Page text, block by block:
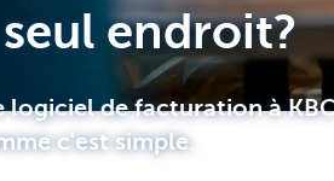
endroit?
logiciel de facturation à
c'est simple.